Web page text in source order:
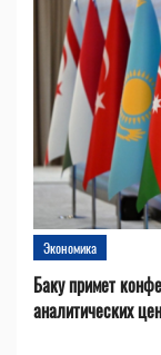
Экономика
Баку примет
аналитических